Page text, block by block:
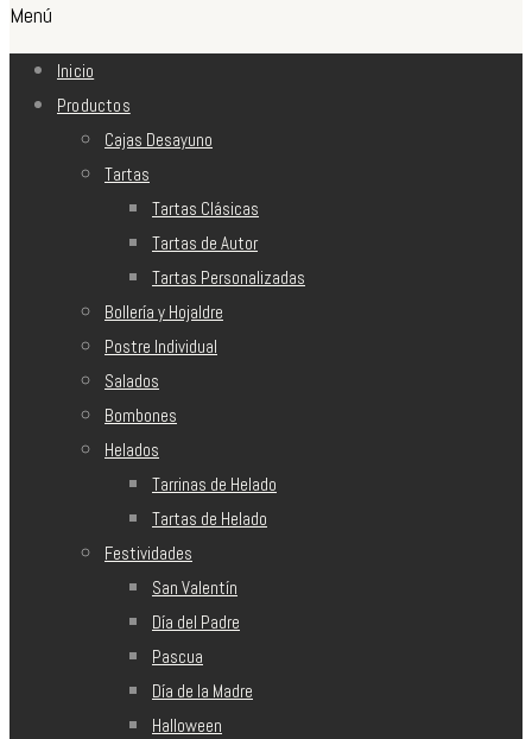
Menú
Inicio
Productos
Cajas Desayuno
Tartas
Tartas Clásicas
Tartas de Autor
Tartas Personalizadas
Bollería y Hojaldre
Postre Individual
Salados
Bombones
Helados
Tarrinas de Helado
Tartas de Helado
Festividades
San Valentín
Día del Padre
Pascua
Día de la Madre
Halloween